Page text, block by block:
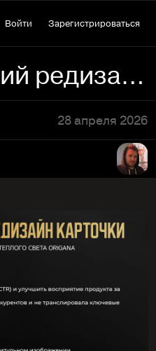
Войти Зарегистрироваться
Коммерческий редизайн карточки
28 апреля 2026